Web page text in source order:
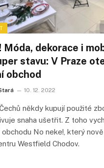
Móda, dekorace i
stavu: V Praze
obchod
10. 12. 2022
někdy kupují použité
snaha ušetřit. Z toho
No neke!, který
Westfield Chodov.